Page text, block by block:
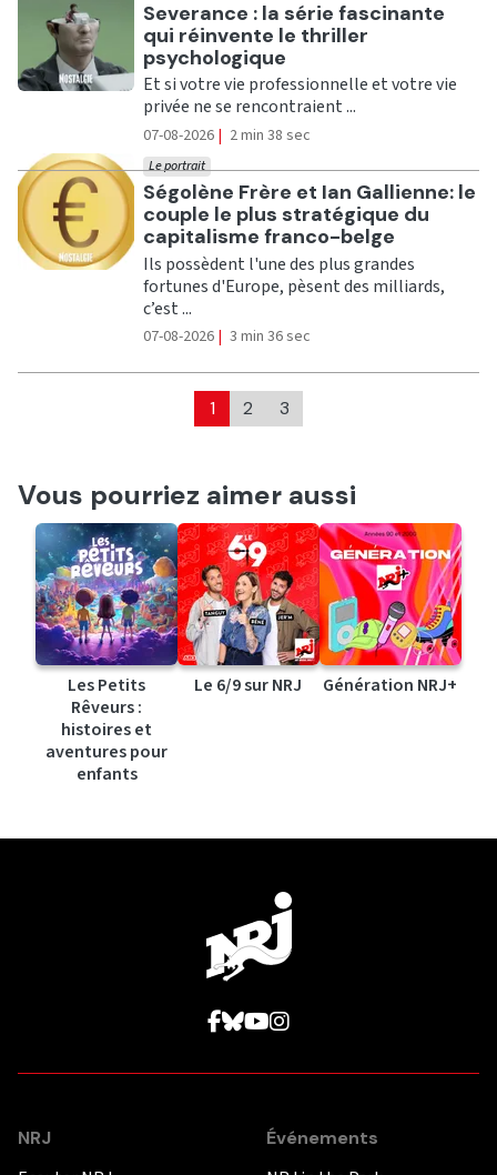
Ecouter
Severance : la série fascinante
qui réinvente le thriller
psychologique
Et si votre vie professionnelle et votre vie
privée ne se rencontraient ...
07-08-2026 | 2 min 38 sec
Ecouter
Ségolène Frère et Ian Gallienne: le
couple le plus stratégique du
capitalisme franco-belge
Le portrait
Ils possèdent l'une des plus grandes
fortunes d'Europe, pèsent des milliards,
c’est ...
07-08-2026 | 3 min 36 sec
1 2 3
Vous pourriez aimer aussi
Les Petits
Rêveurs :
histoires et
aventures pour
enfants
Le 6/9 sur NRJ Génération NRJ+
NRJ Événements